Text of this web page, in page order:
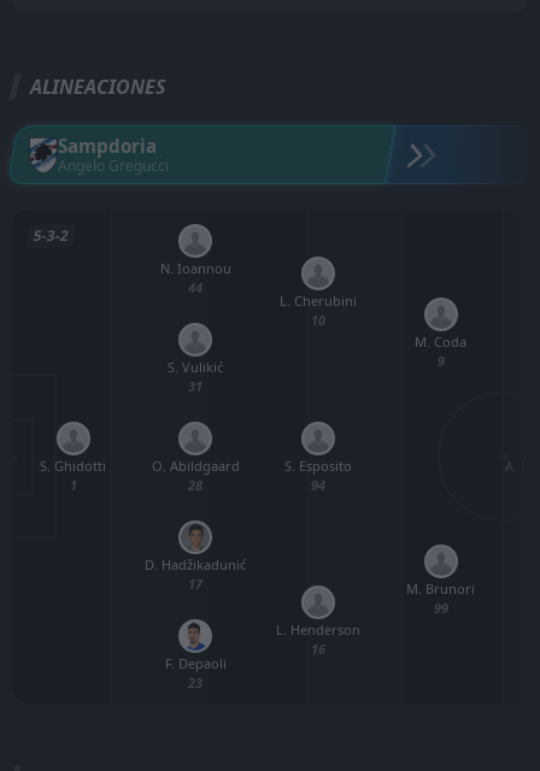
ALINEACIONES
Sampdoria
Angelo Gregucci
5-3-2
S. Ghidotti
1
F. Depaoli
23
D. Hadžikadunić
17
O. Abildgaard
28
S. Vulikić
31
N. Ioannou
44
L. Henderson
16
S. Esposito
94
L. Cherubini
10
M. Brunori
99
M. Coda
9
A.